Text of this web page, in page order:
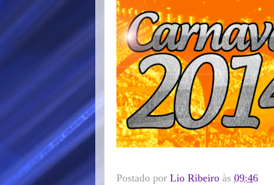
Postado por Lio Ribeiro às 09:46